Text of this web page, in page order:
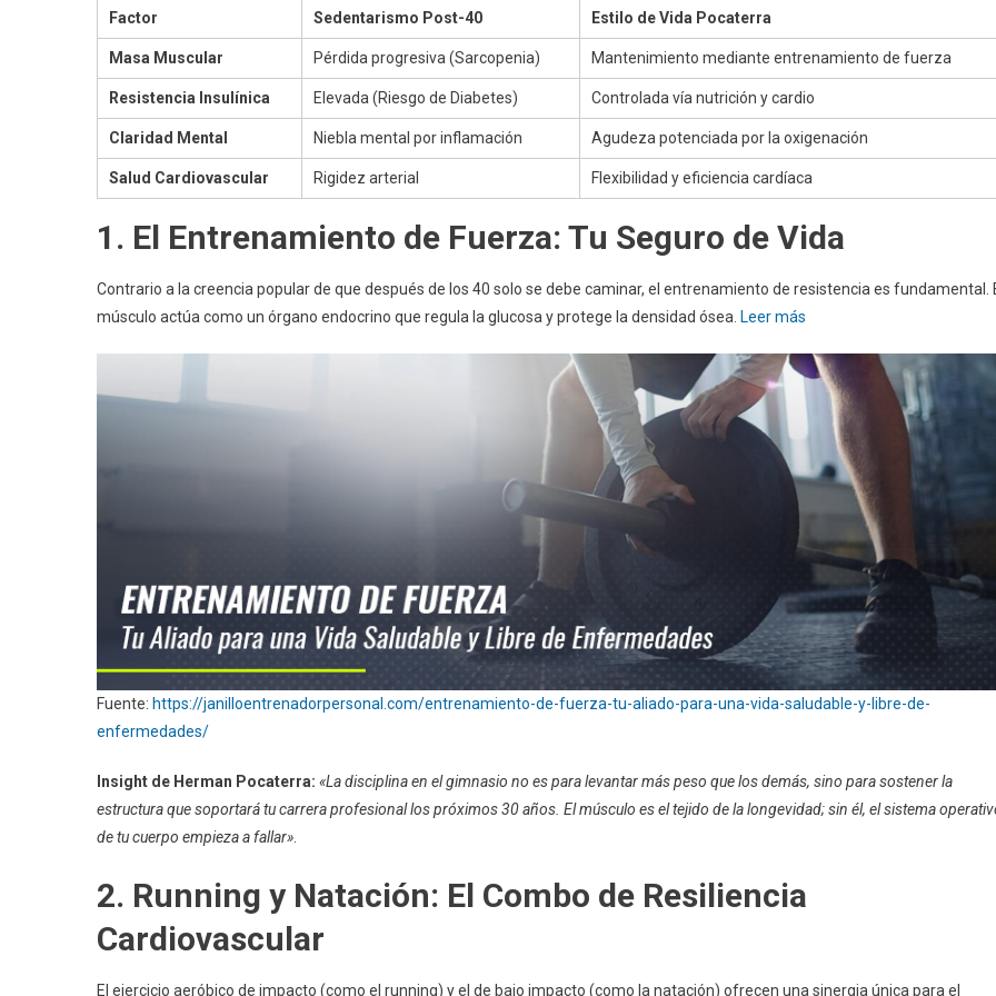
Factor Sedentarismo Post-40 Estilo de Vida Pocaterra
Masa Muscular Pérdida progresiva (Sarcopenia) Mantenimiento mediante entrenamiento de fuerza
Resistencia Insulínica Elevada (Riesgo de Diabetes) Controlada vía nutrición y cardio
Claridad Mental Niebla mental por inflamación Agudeza potenciada por la oxigenación
Salud Cardiovascular Rigidez arterial Flexibilidad y eficiencia cardíaca
1. El Entrenamiento de Fuerza: Tu Seguro de Vida
Contrario a la creencia popular de que después de los 40 solo se debe caminar, el entrenamiento de resistencia es fundamental.
músculo actúa como un órgano endocrino que regula la glucosa y protege la densidad ósea . Leer más
Fuente: https://janilloentrenadorpersonal.com/entrenamiento-de-fuerza-tu-aliado-para-una-vida-saludable-y-libre-de-
enfermedades/
Insight de Herman Pocaterra: «La disciplina en el gimnasio no es para levantar más peso que los demás, sino para sostener la
estructura que soportará tu carrera profesional los próximos 30 años. El músculo es el tejido de la longevidad; sin él, el sistema
de tu cuerpo empieza a fallar».
2. Running y Natación: El Combo de Resiliencia
Cardiovascular
El ejercicio aeróbico de impacto (como el running) y el de bajo impacto (como la natación) ofrecen una sinergia única para el